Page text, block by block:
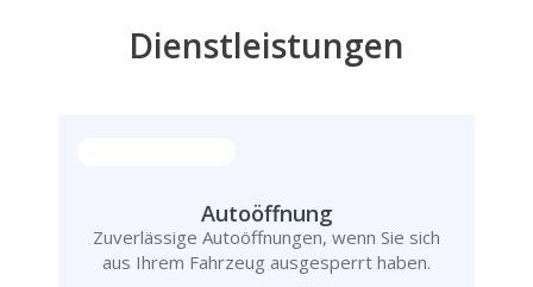
Dienstleistungen
Autoöffnung
Zuverlässige Autoöffnungen, wenn Sie sich
aus Ihrem Fahrzeug ausgesperrt haben.